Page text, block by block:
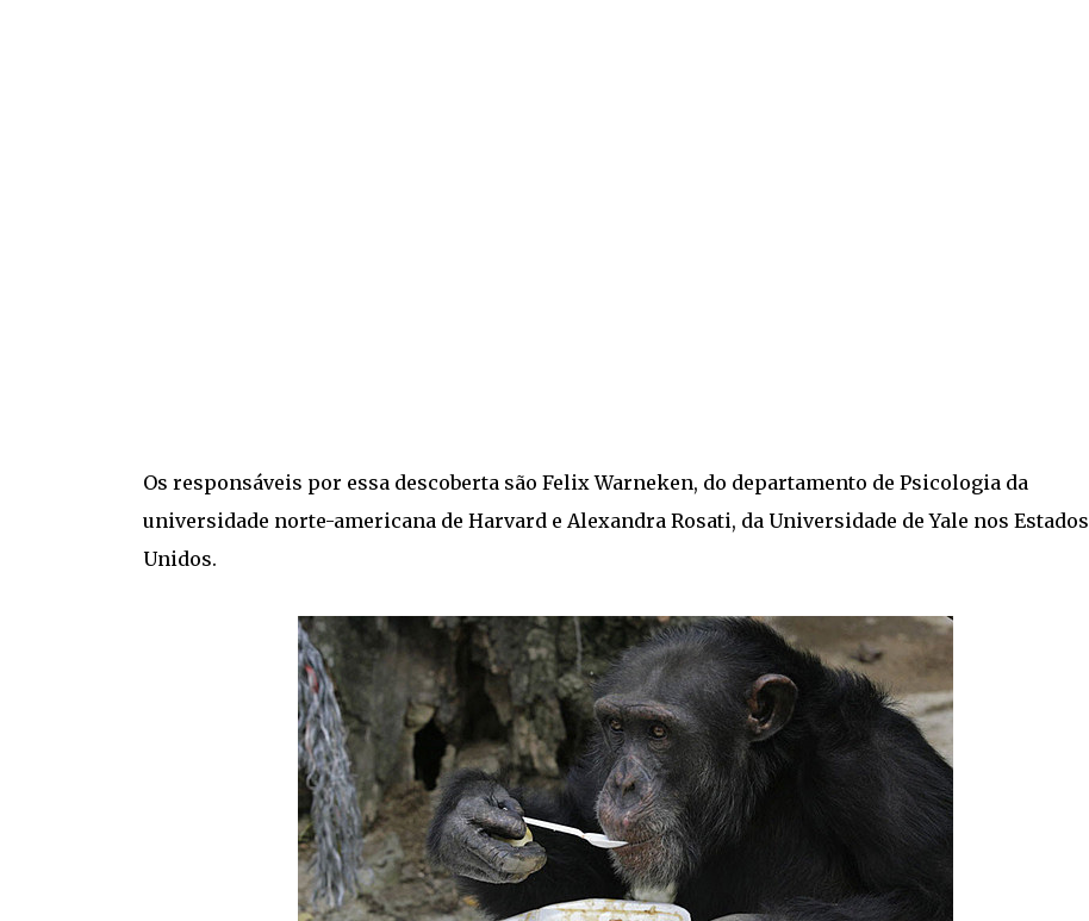
Os responsáveis por essa descoberta são Felix Warneken, do departamento de Psicologia da
universidade norte-americana de Harvard e Alexandra Rosati, da Universidade de Yale nos Estados
Unidos.